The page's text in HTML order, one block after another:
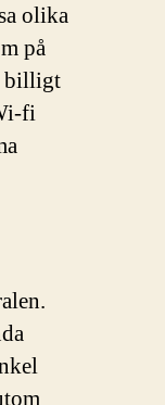
olika
på
billigt
fi